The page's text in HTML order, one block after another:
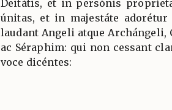
Deitátis, et in persónis
únitas, et in majestáte adorétur
laudant Angeli atque Archángeli,
ac Séraphim: qui non cessant
voce dicéntes: